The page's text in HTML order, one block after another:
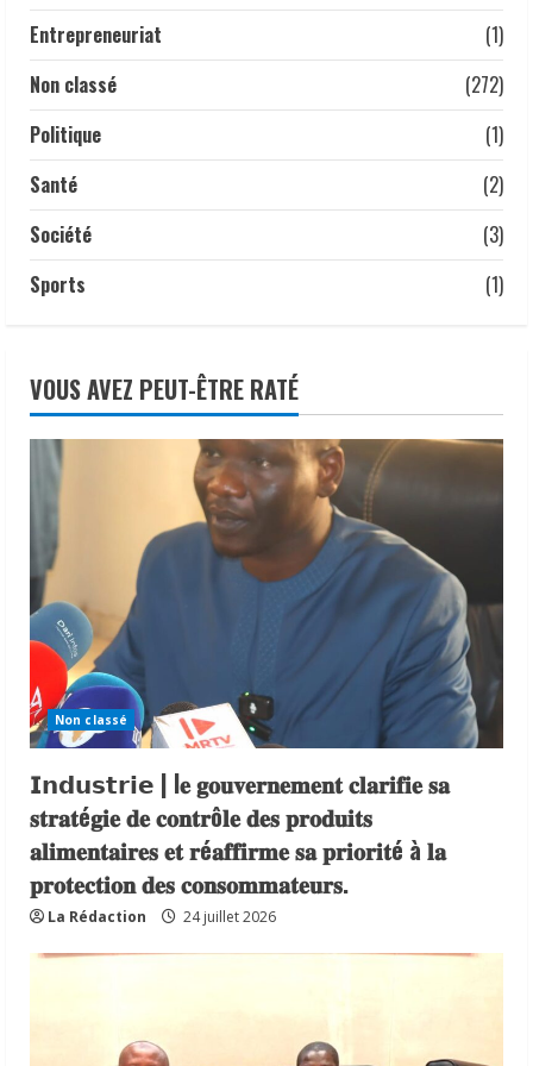
𝗧𝗰𝗵𝗮𝗱 | 𝑵’𝑫𝒋𝒂𝒎𝒆𝒏𝒂 𝒂𝒖 𝒄œ𝒖𝒓 𝒅𝒆𝒔
𝒆𝒏𝒋𝒆𝒖𝒙 𝒅𝒆 𝒍𝒂 𝒔é𝒄𝒖𝒓𝒊𝒕é 𝒉𝒚𝒅𝒓𝒊𝒒𝒖𝒆 𝒆𝒏 𝑨𝒇𝒓𝒊𝒒𝒖𝒆
𝒂𝒗𝒆𝒄 𝒍𝒆 𝑭𝒐𝒓𝒖𝒎 𝒂𝒇𝒓𝒊𝒄𝒂𝒊𝒏 𝒅𝒆 𝒍’𝒆𝒂𝒖.
Entrepreneuriat
(1)
Non classé
(272)
Politique
(1)
Santé
(2)
Société
(3)
Sports
(1)
VOUS AVEZ PEUT-ÊTRE RATÉ
Non classé
𝗜𝗻𝗱𝘂𝘀𝘁𝗿𝗶𝗲 | l𝐞 𝐠𝐨𝐮𝐯𝐞𝐫𝐧𝐞𝐦𝐞𝐧𝐭 𝐜𝐥𝐚𝐫𝐢𝐟𝐢𝐞 𝐬𝐚
𝐬𝐭𝐫𝐚𝐭é𝐠𝐢𝐞 𝐝𝐞 𝐜𝐨𝐧𝐭𝐫ô𝐥𝐞 𝐝𝐞𝐬 𝐩𝐫𝐨𝐝𝐮𝐢𝐭𝐬
𝐚𝐥𝐢𝐦𝐞𝐧𝐭𝐚𝐢𝐫𝐞𝐬 𝐞𝐭 𝐫é𝐚𝐟𝐟𝐢𝐫𝐦𝐞 𝐬𝐚 𝐩𝐫𝐢𝐨𝐫𝐢𝐭é à 𝐥𝐚
𝐩𝐫𝐨𝐭𝐞𝐜𝐭𝐢𝐨𝐧 𝐝𝐞𝐬 𝐜𝐨𝐧𝐬𝐨𝐦𝐦𝐚𝐭𝐞𝐮𝐫𝐬.
La Rédaction 24 juillet 2026